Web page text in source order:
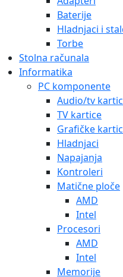
Baterije
Hladnjaci i
Torbe
Stolna računala
Informatika
PC komponente
Audio/tv
TV kartice
Grafičke
Hladnjaci
Napajanja
Kontroleri
Matične ploče
AMD
Intel
Procesori
AMD
Intel
Memorije